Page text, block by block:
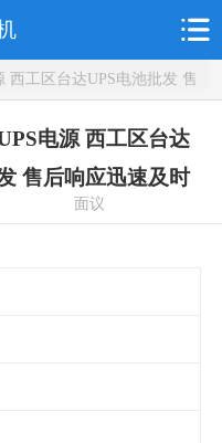
西工区台达UPS电池批发 售
电源 西工区台达
售后响应迅速及时
面议